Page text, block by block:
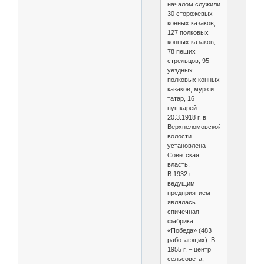
началом служили
30 сторожевых
конных казаков,
127 полковых
конных казаков,
78 пеших
стрельцов, 95
уездных
полковых конных
казаков, мурз и
татар, 16
пушкарей.
20.3.1918 г. в
Верхнеломовской
волости
установлена
Советская
власть.
В 1932 г.
ведущим
предприятием
являлась
спичечная
фабрика
«Победа» (483
работающих). В
1955 г. – центр
сельсовета,